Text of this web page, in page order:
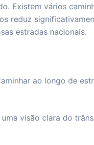
Existem vários
reduz
estradas nacionais.
ao longo de
visão clara do